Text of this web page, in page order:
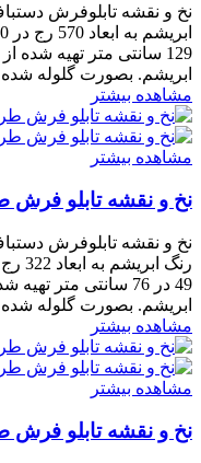
129 سانتی متر تهیه
ابریشم. بصورت گلوله شده
مشاهده بیشتر
مشاهده بیشتر
نخ و نقشه تابلو فرش
49 در 76 سانتی متر
ابریشم. بصورت گلوله شده
مشاهده بیشتر
مشاهده بیشتر
نخ و نقشه تابلو فرش